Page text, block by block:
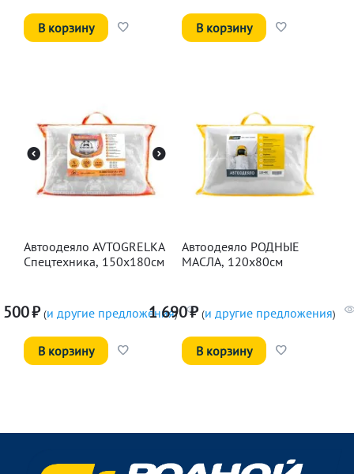
В корзину В корзину
Автоодеяло AVTOGRELKA
Спецтехника, 150х180см
₽ (и другие предложения)
В корзину
Автоодеяло РОДНЫЕ
МАСЛА, 120х80см
1 690₽ (и другие предложения)
В корзину